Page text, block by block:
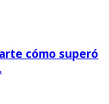
cómo superó